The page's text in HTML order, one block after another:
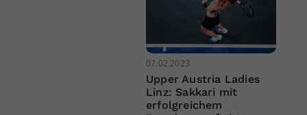
07.02.2023
Upper Austria Ladies
Linz: Sakkari mit
erfolgreichem